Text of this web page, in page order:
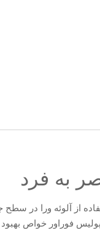
به فرد
از آلوئه ورا در
فوراور خواص بهبود